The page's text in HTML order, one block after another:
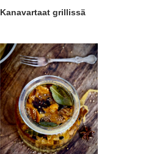
Kanavartaat grillissä